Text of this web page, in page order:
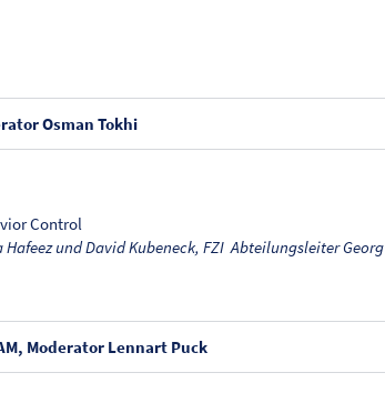
Osman Tokhi
Control
und David Kubeneck, FZI Abteilungsleiter Georg
Moderator Lennart Puck